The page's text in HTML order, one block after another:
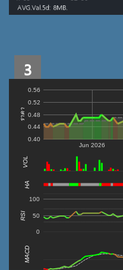
3
Jun 2026
0.40
0.44
0.48
0.52
0.56
ราคา
VOL
HA
0
50
100
RSI
MACD